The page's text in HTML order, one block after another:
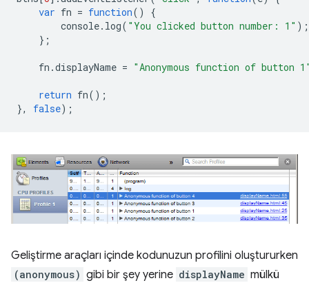
var fn = function()
{
console. log( "You clicked button number: 1" );
};
fn .displayName = "Anonymous function of button
return fn();
},
false);
Geliştirme araçları içinde kodunuzun profilini oluştururken
(anonymous) gibi bir şey yerine displayName mülkü